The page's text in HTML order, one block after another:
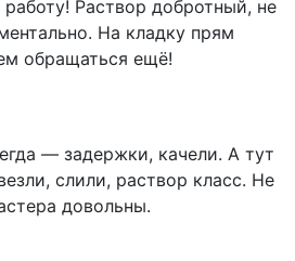
Раствор добротный, не
На кладку прям
обращаться ещё!
— задержки, качели. А тут
слили, раствор класс. Не
довольны.